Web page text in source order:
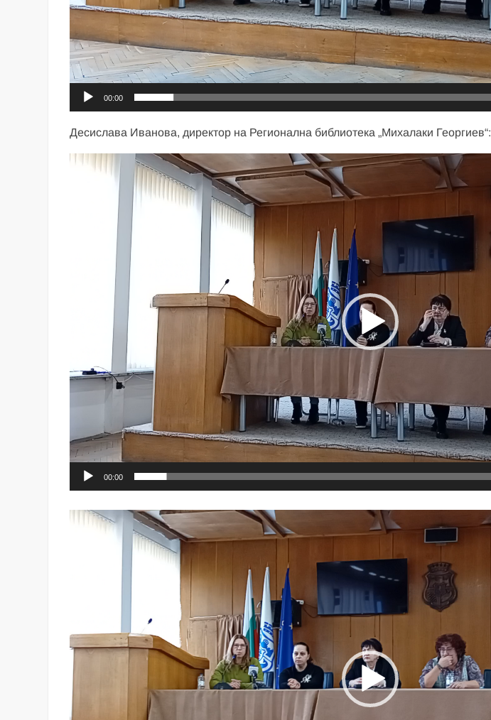
00:00
Десислава Иванова, директор на Регионална библиотека „Михалаки Георгиев“:
Видео
00:00
Видео